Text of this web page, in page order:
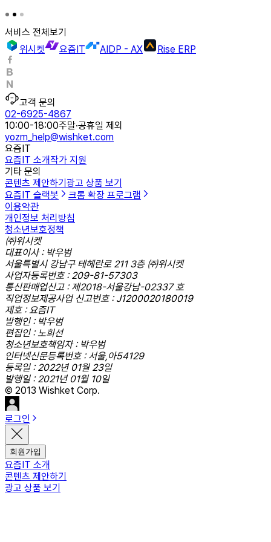
서비스 전체보기
위시켓
요즘IT AIDP - AX Rise ERP
고객 문의
02-6925-4867
10:00-18:00주말·공휴일 제외
yozm_help@wishket.com
요즘IT
요즘IT 소개작가 지원
기타 문의
콘텐츠 제안하기광고 상품 보기
요즘IT 슬랙봇
크롬 확장 프로그램
이용약관
개인정보 처리방침
청소년보호정책
㈜위시켓
대표이사 : 박우범
서울특별시 강남구 테헤란로 211 3층 ㈜위시켓
사업자등록번호 : 209-81-57303
통신판매업신고 : 제2018-서울강남-02337 호
직업정보제공사업 신고번호 : J1200020180019
제호 : 요즘IT
발행인 : 박우범
편집인 : 노희선
청소년보호책임자 : 박우범
인터넷신문등록번호 : 서울,아54129
등록일 : 2022년 01월 23일
발행일 : 2021년 01월 10일
© 2013 Wishket Corp.
로그인
회원가입
요즘IT 소개
콘텐츠 제안하기
광고 상품 보기